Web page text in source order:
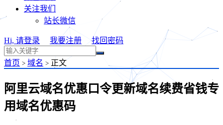
关注我们
站长微信
Hi, 请登录 我要注册 找回密码
首页 > 域名 > 正文
阿里云域名优惠口令更新域名续费省钱专
用域名优惠码